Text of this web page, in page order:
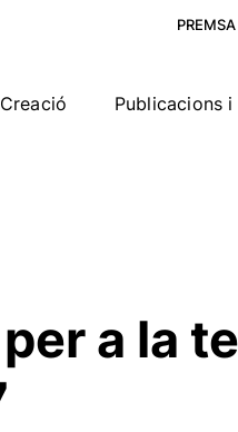
PREMSA
Creació Publicacions i
per a la